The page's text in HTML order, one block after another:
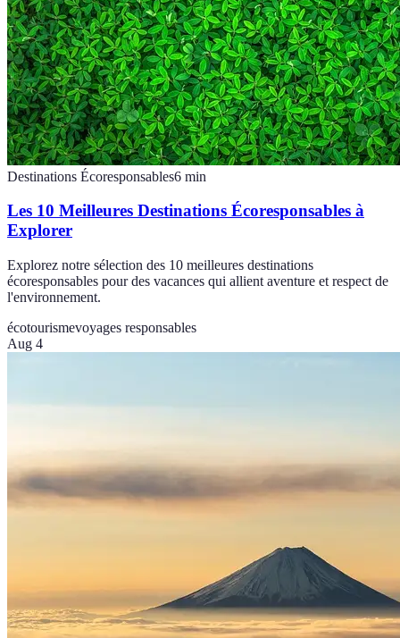
Destinations Écoresponsables6 min
Les 10 Meilleures Destinations Écoresponsables à
Explorer
Explorez notre sélection des 10 meilleures destinations
écoresponsables pour des vacances qui allient aventure et respect de
l'environnement.
écotourismevoyages responsables
Aug 4